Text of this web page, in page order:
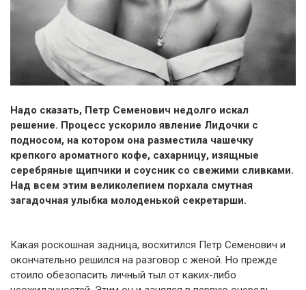
Надо сказать, Петр Семенович недолго искал
решение. Процесс ускорило явление Лидочки с
подносом, на котором она разместила чашечку
крепкого ароматного кофе, сахарницу, изящные
серебряные щипчики и соусник со свежими сливками.
Над всем этим великолепием порхала смутная
загадочная улыбка молоденькой секретарши.
Какая роскошная задница, восхитился Петр Семенович и
окончательно решился на разговор с женой. Но прежде
стоило обезопасить личный тыл от каких-либо